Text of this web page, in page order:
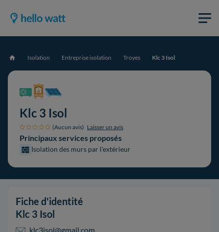
Accueil Isolation Entreprise isolation Troyes Klc 3 Isol
Klc 3 Isol
(Aucun avis) Laisser un avis
Principaux services proposés
Isolation des murs par l'extérieur
Fiche d'identité
Klc 3 Isol
klc3isol@gmail.com